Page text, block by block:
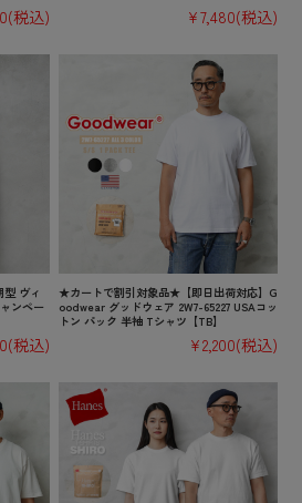
(税込) ¥7,480(税込)
型 ヴィ
ンペー
(税込)
★カートで割引対象品★【即日出荷対応】G
oodwear グッドウェア 2W7-65227 USAコッ
トン パック 半袖 Tシャツ【TB】
¥2,200(税込)